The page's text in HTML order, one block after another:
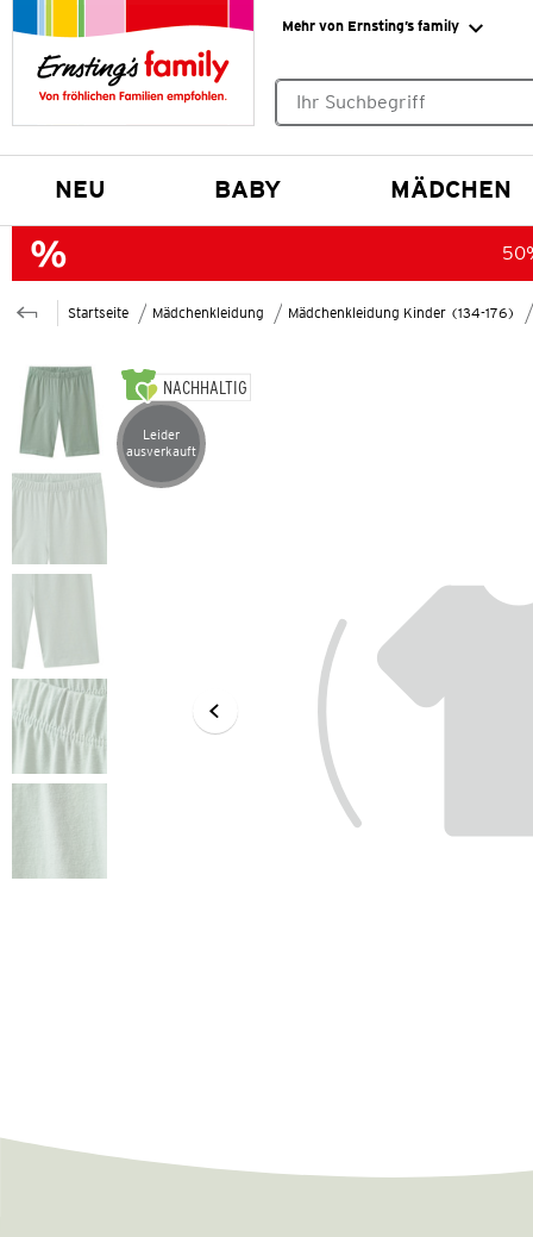
Mehr von Ernsting’s family
NEU BABY MÄDCHEN
Startseite Mädchenkleidung Mädchenkleidung Kinder (134-176)
NACHHALTIG
Artikel leider ausverkauft
Leider
ausverkauft